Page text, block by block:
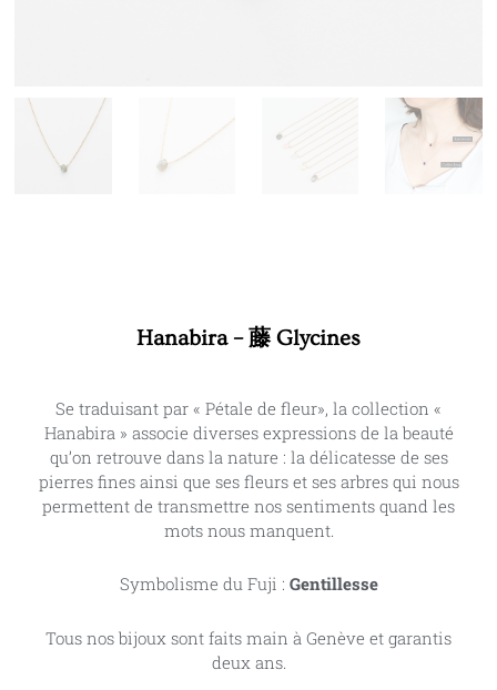
Hanabira – 藤 Glycines
Se traduisant par « Pétale de fleur», la collection «
Hanabira » associe diverses expressions de la beauté
qu’on retrouve dans la nature : la délicatesse de ses
pierres fines ainsi que ses fleurs et ses arbres qui nous
permettent de transmettre nos sentiments quand les
mots nous manquent.
Symbolisme du Fuji : Gentillesse
Tous nos bijoux sont faits main à Genève et garantis
deux ans.